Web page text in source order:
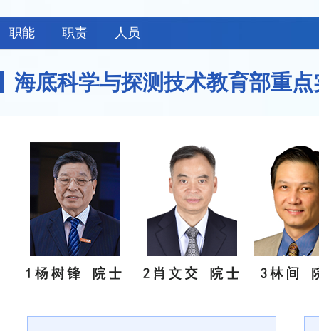
岗聘委员会
职能 职责 人员
海底科学与探测技术教育部重